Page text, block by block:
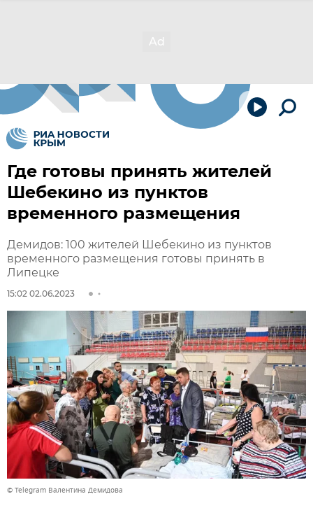
Где готовы принять жителей
Шебекино из пунктов
временного размещения
Демидов: 100 жителей Шебекино из пунктов
временного размещения готовы принять в
Липецке
15:02 02.06.2023
© Telegram Валентина Демидова